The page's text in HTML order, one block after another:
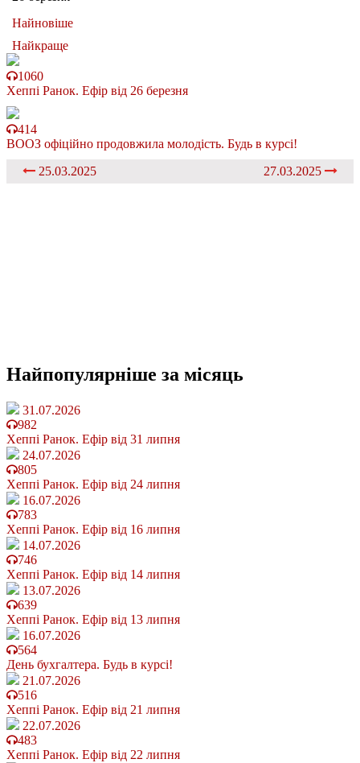
Найновіше
Найкраще
1060
Хеппі Ранок. Ефір від 26 березня
414
ВООЗ офіційно продовжила молодість. Будь в курсі!
25.03.2025
27.03.2025
Найпопулярніше за місяць
31.07.2026
982
Хеппі Ранок. Ефір від 31 липня
24.07.2026
805
Хеппі Ранок. Ефір від 24 липня
16.07.2026
783
Хеппі Ранок. Ефір від 16 липня
14.07.2026
746
Хеппі Ранок. Ефір від 14 липня
13.07.2026
639
Хеппі Ранок. Ефір від 13 липня
16.07.2026
564
День бухгалтера. Будь в курсі!
21.07.2026
516
Хеппі Ранок. Ефір від 21 липня
22.07.2026
483
Хеппі Ранок. Ефір від 22 липня